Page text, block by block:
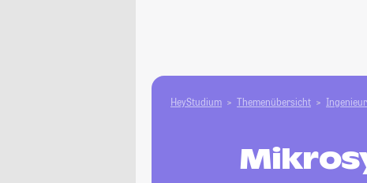
HeyStudium Themenübersicht